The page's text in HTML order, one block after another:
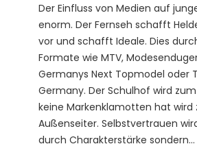
Der Einfluss von Medien auf
enorm. Der Fernseh schafft
vor und schafft Ideale. Dies
Formate wie MTV,
Germanys Next Topmodel oder
Germany. Der Schulhof wird
keine Markenklamotten hat wird
Außenseiter. Selbstvertrauen
durch Charakterstärke sondern…